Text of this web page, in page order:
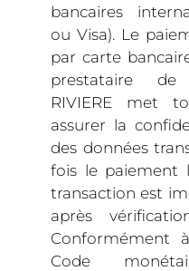
bancaires
ou Visa). Le
par carte
prestataire de
RIVIERE met
assurer la
des données
fois le paiement
transaction est
après
Conformément
Code